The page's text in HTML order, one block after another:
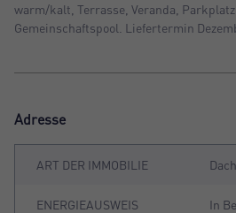
warm/kalt, Terrasse, Veranda,
Gemeinschaftspool. Liefertermin
Adresse
ART DER IMMOBILIE
ENERGIEAUSWEIS In